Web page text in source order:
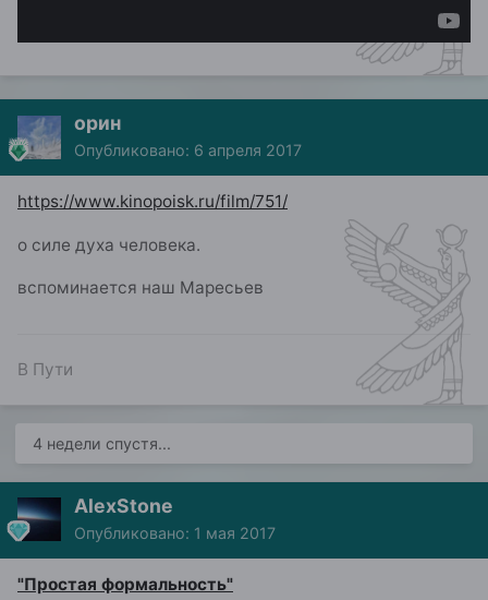
орин
Опубликовано: 6 апреля 2017
https://www.kinopoisk.ru/film/751/
о силе духа человека.
вспоминается наш Маресьев
В Пути
4 недели спустя...
AlexStone
Опубликовано: 1 мая 2017
"Простая формальность"